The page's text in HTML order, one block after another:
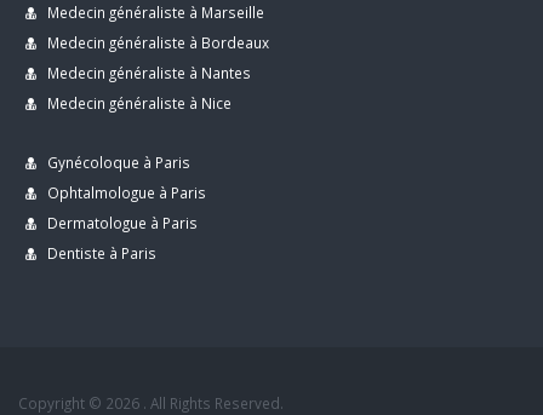
Medecin généraliste à Marseille
Medecin généraliste à Bordeaux
Medecin généraliste à Nantes
Medecin généraliste à Nice
Gynécoloque à Paris
Ophtalmologue à Paris
Dermatologue à Paris
Dentiste à Paris
Copyright © 2026 . All Rights Reserved.